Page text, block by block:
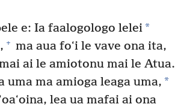
e: Ia faalogologo lelei*
+ ma aua foʻi le vave ona ita,
ai le amiotonu mai le Atua.
uma ma amioga leaga uma, *
lea ua mafai ai ona